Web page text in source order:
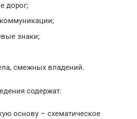
дорог;
знаки;
смежных владений.
содержат:
основу – схематическое